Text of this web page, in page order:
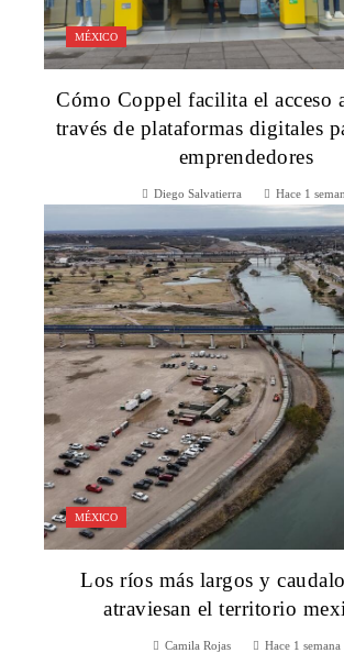
MÉXICO
Cómo Coppel facilita el acceso
través de plataformas digitales
emprendedores
Diego Salvatierra Hace 1
MÉXICO
Los ríos más largos y
atraviesan el territorio
Camila Rojas Hace 1 semana